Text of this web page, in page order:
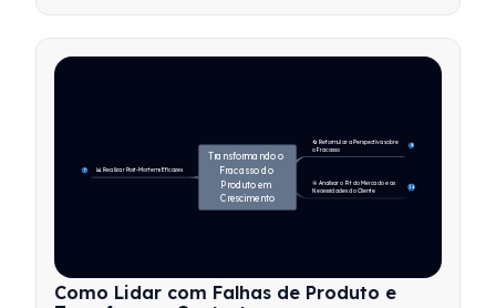
que é mais importante.
🔄 Reformular a Perspectiva sobre
o Fracasso
4
📊 Realizar Post-Mortems Eficazes
7
🎯 Analisar o Fit do Mercado e as
Necessidades do Cliente
14
Transformando o
Fracasso do
Produto em
Crescimento
Como Lidar com Falhas de Produto e